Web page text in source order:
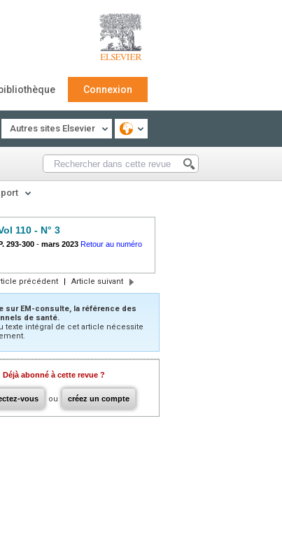
Connexion
Autres sites Elsevier
110 - N° 3
293-300 - mars 2023 Retour au numéro
précédent | Article suivant
sur EM-consulte, la référence des
de santé.
texte intégral de cet article nécessite
Déjà abonné à cette revue ?
vous ou créez un compte